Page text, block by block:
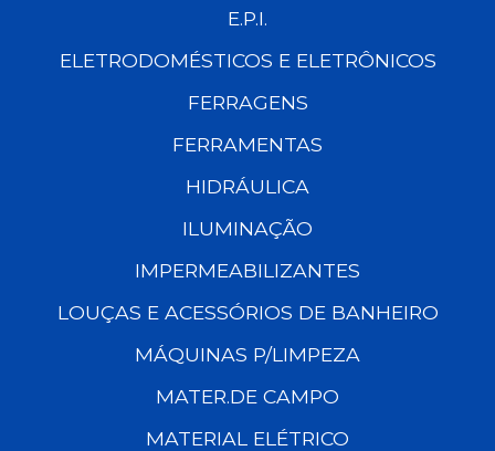
E.P.I.
ELETRODOMÉSTICOS E ELETRÔNICOS
FERRAGENS
FERRAMENTAS
HIDRÁULICA
ILUMINAÇÃO
IMPERMEABILIZANTES
LOUÇAS E ACESSÓRIOS DE BANHEIRO
MÁQUINAS P/LIMPEZA
MATER.DE CAMPO
MATERIAL ELÉTRICO